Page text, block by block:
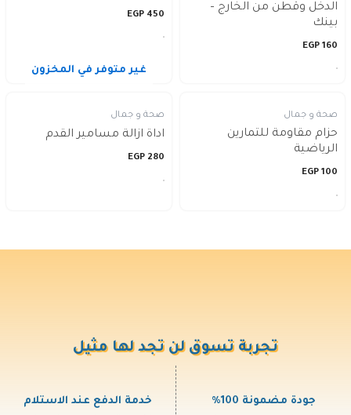
الدخل وقطن من الخارج –
بينك
160
EGP
450
EGP
صحة و جمال
حزام مقاومة للتمارين
الرياضية
100
EGP
غير متوفر في المخزون
صحة و جمال
اداة ازالة مسامير القدم
280
EGP
تجربة تسوق لن تجد لها مثيل
جودة مضمونة 100% خدمة الدفع عند الاستلام